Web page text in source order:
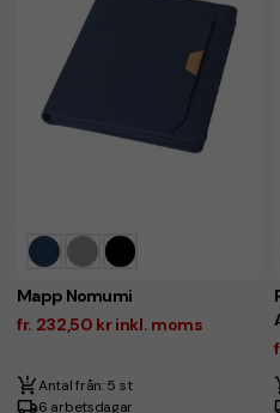
Mapp Nomumi
fr. 232,50 kr inkl. moms
Antal från: 5 st
6 arbetsdagar